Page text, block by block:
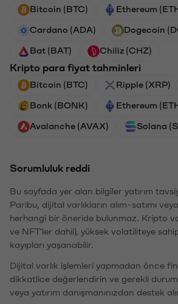
Bitcoin (BTC) Ethereum
Cardano (ADA) Dogecoin
Bat (BAT) Chiliz (CHZ)
Kripto para fiyat tahminleri
Bitcoin (BTC) Ripple (XRP)
Bonk (BONK) Ethereum
Avalanche (AVAX) Solana
Sorumluluk reddi
Bu sayfada yer alan bilgiler yatırım
Paribu, dijital varlıkların alım-satımı
herhangi bir öneride bulunmaz. Kripto
ve NFT'ler dahil), yüksek volatiliteye
kayıpları yaşanabilir.
Dijital varlık işlemleri yapmadan önce
dikkatlice değerlendirin ve gerekli
veya yatırım danışmanınızdan destek